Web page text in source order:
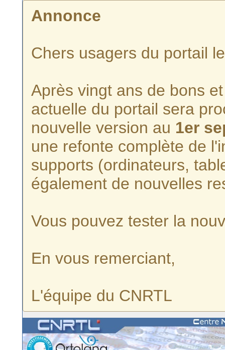
Annonce
Chers usagers du portail
Après vingt ans de bons
actuelle du portail sera
nouvelle version au 1er
une refonte complète de
supports (ordinateurs,
également de nouvelles
Vous pouvez tester la
En vous remerciant,
L'équipe du CNRTL